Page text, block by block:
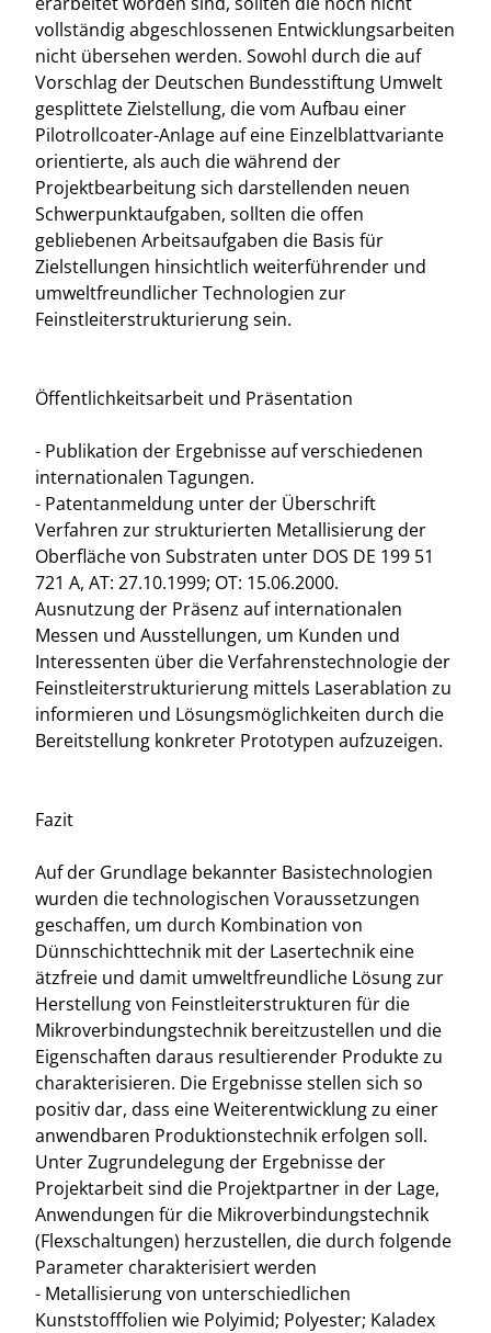
vollständig abgeschlossenen Entwicklungsarbeiten
nicht übersehen werden. Sowohl durch die auf
Vorschlag der Deutschen Bundesstiftung Umwelt
gesplittete Zielstellung, die vom Aufbau einer
Pilotrollcoater-Anlage auf eine Einzelblattvariante
orientierte, als auch die während der
Projektbearbeitung sich darstellenden neuen
Schwerpunktaufgaben, sollten die offen
gebliebenen Arbeitsaufgaben die Basis für
Zielstellungen hinsichtlich weiterführender und
umweltfreundlicher Technologien zur
Feinstleiterstrukturierung sein.
Öffentlichkeitsarbeit und Präsentation
- Publikation der Ergebnisse auf verschiedenen
internationalen Tagungen.
- Patentanmeldung unter der Überschrift
Verfahren zur strukturierten Metallisierung der
Oberfläche von Substraten unter DOS DE 199 51
721 A, AT: 27.10.1999; OT: 15.06.2000.
Ausnutzung der Präsenz auf internationalen
Messen und Ausstellungen, um Kunden und
Interessenten über die Verfahrenstechnologie der
Feinstleiterstrukturierung mittels Laserablation zu
informieren und Lösungsmöglichkeiten durch die
Bereitstellung konkreter Prototypen aufzuzeigen.
Fazit
Auf der Grundlage bekannter Basistechnologien
wurden die technologischen Voraussetzungen
geschaffen, um durch Kombination von
Dünnschichttechnik mit der Lasertechnik eine
ätzfreie und damit umweltfreundliche Lösung zur
Herstellung von Feinstleiterstrukturen für die
Mikroverbindungstechnik bereitzustellen und die
Eigenschaften daraus resultierender Produkte zu
charakterisieren. Die Ergebnisse stellen sich so
positiv dar, dass eine Weiterentwicklung zu einer
anwendbaren Produktionstechnik erfolgen soll.
Unter Zugrundelegung der Ergebnisse der
Projektarbeit sind die Projektpartner in der Lage,
Anwendungen für die Mikroverbindungstechnik
(Flexschaltungen) herzustellen, die durch folgende
Parameter charakterisiert werden
- Metallisierung von unterschiedlichen
Kunststofffolien wie Polyimid; Polyester; Kaladex